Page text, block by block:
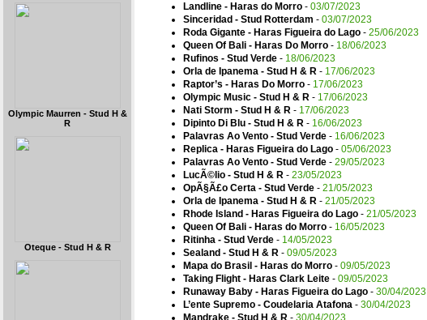
Olympic Maurren - Stud H &
R
Oteque - Stud H & R
Landline - Haras do Morro - 03/07/2023
Sinceridad - Stud Rotterdam - 03/07/2023
Roda Gigante - Haras Figueira do Lago - 25/06/2023
Queen Of Bali - Haras Do Morro - 18/06/2023
Rufinos - Stud Verde - 18/06/2023
Orla de Ipanema - Stud H & R - 17/06/2023
Raptor’s - Haras Do Morro - 17/06/2023
Olympic Music - Stud H & R - 17/06/2023
Nati Storm - Stud H & R - 17/06/2023
Dipinto Di Blu - Stud H & R - 16/06/2023
Palavras Ao Vento - Stud Verde - 16/06/2023
Replica - Haras Figueira do Lago - 05/06/2023
Palavras Ao Vento - Stud Verde - 29/05/2023
LucÃ©lio - Stud H & R - 23/05/2023
OpÃ§Ã£o Certa - Stud Verde - 21/05/2023
Orla de Ipanema - Stud H & R - 21/05/2023
Rhode Island - Haras Figueira do Lago - 21/05/2023
Queen Of Bali - Haras do Morro - 16/05/2023
Ritinha - Stud Verde - 14/05/2023
Sealand - Stud H & R - 09/05/2023
Mapa do Brasil - Haras do Morro - 09/05/2023
Taking Flight - Haras Clark Leite - 09/05/2023
Runaway Baby - Haras Figueira do Lago - 30/04/2023
L’ente Supremo - Coudelaria Atafona - 30/04/2023
Mandrake - Stud H & R - 30/04/2023